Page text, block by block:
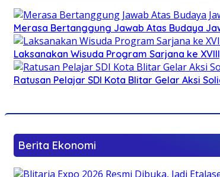
Merasa Bertanggung Jawab Atas Budaya
Laksanakan Wisuda Program Sarjana ke
Ratusan Pelajar SDI Kota Blitar Gelar Aksi
Berita Ekonomi